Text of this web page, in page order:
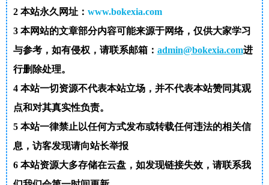
2本站永久网址： www.bokexia.com
3本网站的文章部分内容可能来源于网络，仅供大家学习
与参考，如有侵权，请联系邮箱： admin@bokexia.com进
行删除处理。
4本站一切资源不代表本站立场，并不代表本站赞同其观
点和对其真实性负责。
5本站一律禁止以任何方式发布或转载任何违法的相关信
息，访客发现请向站长举报
6本站资源大多存储在云盘，如发现链接失效，请联系我